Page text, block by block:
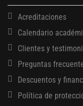
Acreditaciones
Calendario
Clientes y
Preguntas
Descuentos y
Política de